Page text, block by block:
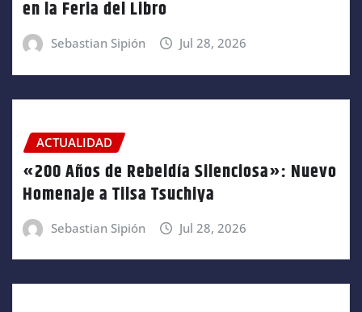
en la Feria del Libro
Sebastian Sipión Jul 28, 2026
ACTUALIDAD
«200 Años de Rebeldía Silenciosa»: Nuevo
Homenaje a Tilsa Tsuchiya
Sebastian Sipión Jul 28, 2026